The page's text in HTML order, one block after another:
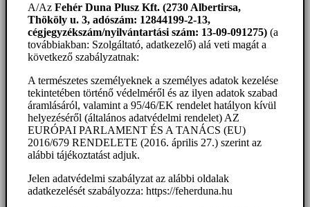
A/Az Fehér Duna Plusz Kft. (2730 Albertirsa,
Thököly u. 3, adószám: 12844199-2-13,
cégjegyzékszám/nyilvántartási szám: 13-09-091275) (a
továbbiakban: Szolgáltató, adatkezelő) alá veti magát a
következő szabályzatnak:
A természetes személyeknek a személyes adatok kezelése
tekintetében történő védelméről és az ilyen adatok szabad
áramlásáról, valamint a 95/46/EK rendelet hatályon kívül
helyezéséről (általános adatvédelmi rendelet) AZ
EURÓPAI PARLAMENT ÉS A TANÁCS (EU)
2016/679 RENDELETE (2016. április 27.) szerint az
alábbi tájékoztatást adjuk.
Jelen adatvédelmi szabályzat az alábbi oldalak
adatkezelését szabályozza: https://feherduna.hu